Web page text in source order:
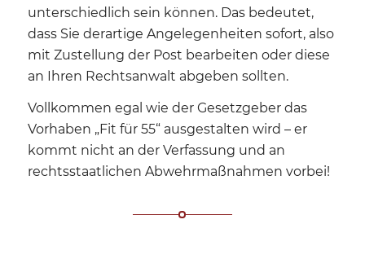
unterschiedlich sein können. Das bedeutet,
dass Sie derartige Angelegenheiten sofort, also
mit Zustellung der Post bearbeiten oder diese
an Ihren Rechtsanwalt abgeben sollten.
Vollkommen egal wie der Gesetzgeber das
Vorhaben „Fit für 55“ ausgestalten wird – er
kommt nicht an der Verfassung und an
rechtsstaatlichen Abwehrmaßnahmen vorbei!